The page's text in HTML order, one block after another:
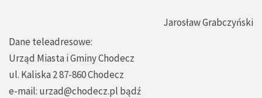
Jarosław Grabczyński
Dane teleadresowe:
Urząd Miasta i Gminy Chodecz
ul. Kaliska 2 87-860 Chodecz
e-mail: urzad@chodecz.pl bądź